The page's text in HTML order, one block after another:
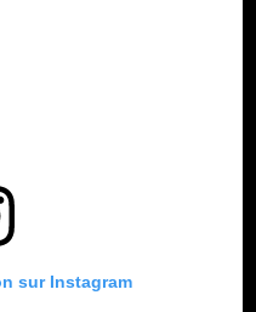
sur Instagram